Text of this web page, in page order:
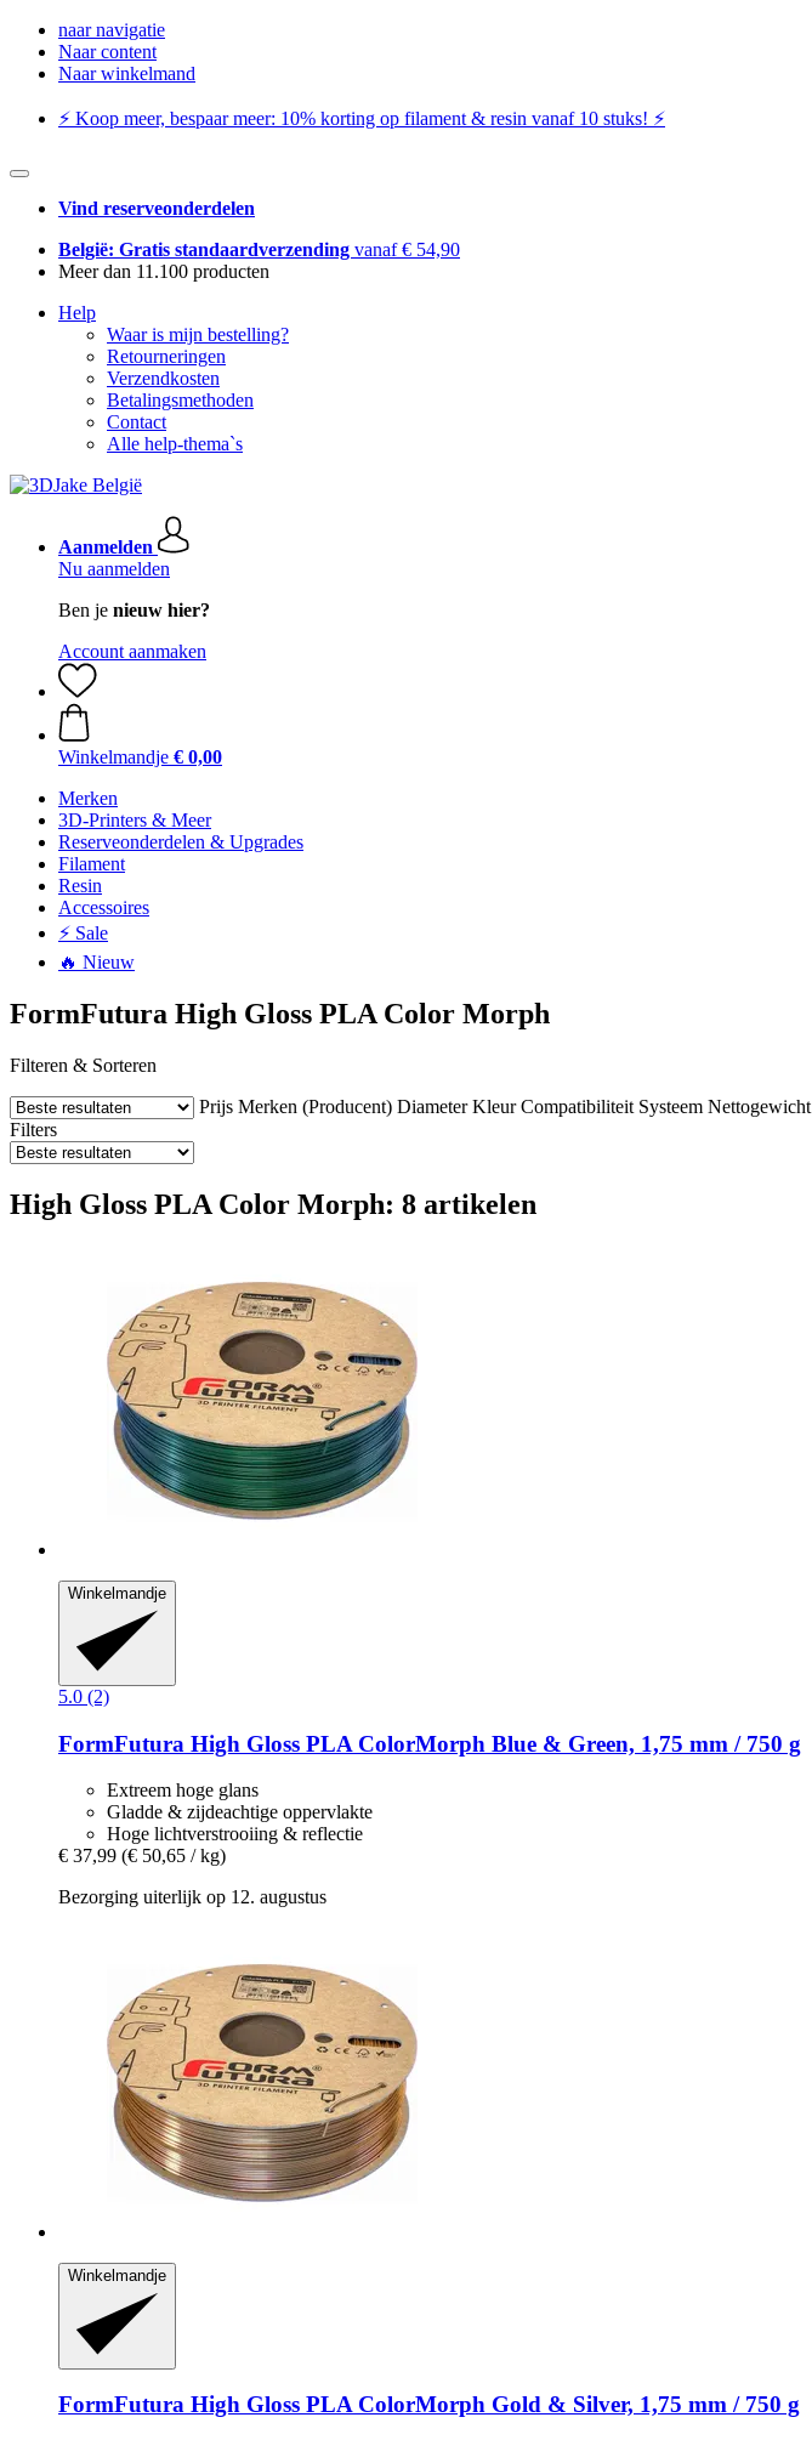
naar navigatie
Naar content
Naar winkelmand
⚡️ Koop meer, bespaar meer: ​​10% korting op filament & resin vanaf 10 stuks! ⚡️
Vind reserveonderdelen
België: Gratis standaardverzending vanaf € 54,90
Meer dan 11.100 producten
Help
Waar is mijn bestelling?
Retourneringen
Verzendkosten
Betalingsmethoden
Contact
Alle help-thema`s
Aanmelden
Nu aanmelden
Ben je nieuw hier?
Account aanmaken
Winkelmandje € 0,00
Merken
3D-Printers & Meer
Reserveonderdelen & Upgrades
Filament
Resin
Accessoires
⚡ Sale
🔥 Nieuw
FormFutura High Gloss PLA Color Morph
Filteren & Sorteren
Prijs Merken (Producent) Diameter Kleur Compatibiliteit Systeem Nettogewicht
Filters
High Gloss PLA Color Morph: 8 artikelen
Winkelmandje
5.0 (2)
FormFutura High Gloss PLA ColorMorph Blue & Green, 1,75 mm / 750 g
Extreem hoge glans
Gladde & zijdeachtige oppervlakte
Hoge lichtverstrooiing & reflectie
€ 37,99 (€ 50,65 / kg)
Bezorging uiterlijk op 12. augustus
Winkelmandje
FormFutura High Gloss PLA ColorMorph Gold & Silver, 1,75 mm / 750 g